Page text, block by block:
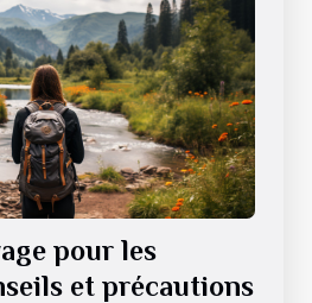
pour les
et précautions